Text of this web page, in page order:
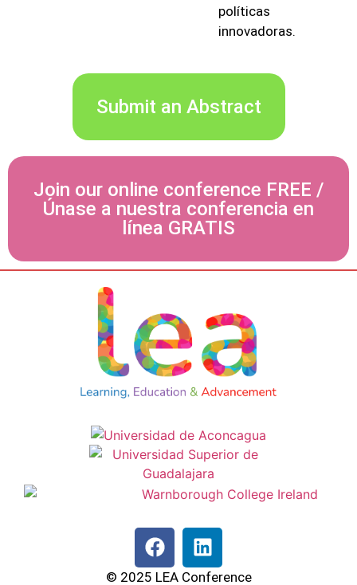
políticas
innovadoras.
Submit an Abstract
Join our online conference FREE /
Únase a nuestra conferencia en
línea GRATIS
© 2025 LEA Conference